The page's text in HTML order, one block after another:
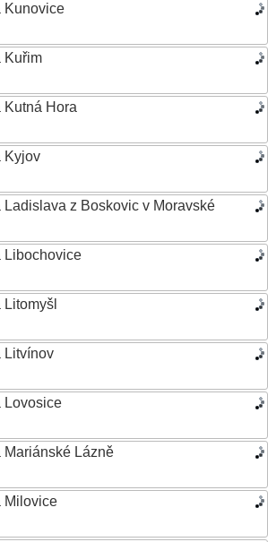
Kunovice
Kuřim
Kutná Hora
Kyjov
Ladislava z Boskovic v Moravské
Libochovice
Litvínov
Lovosice
Mariánské Lázně
Milovice